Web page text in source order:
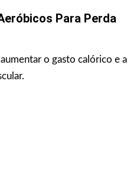
Para Perda
o gasto calórico e a